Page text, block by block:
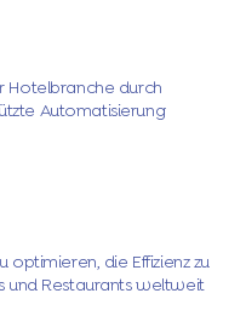
Hotelbranche durch
Automatisierung
optimieren, die Effizienz zu
und Restaurants weltweit